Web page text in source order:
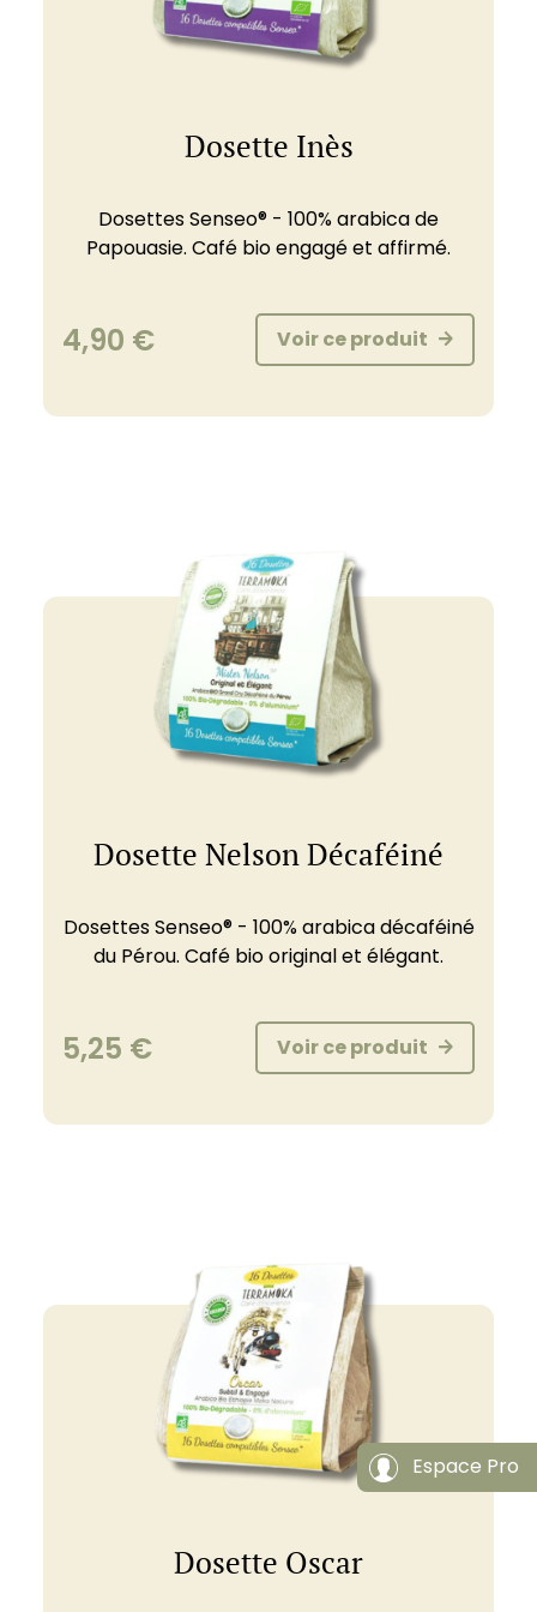
Dosette Inès
Dosettes Senseo® - 100% arabica de
Papouasie. Café bio engagé et affirmé.
4,90 € Voir ce produit
Dosette Nelson Décaféiné
Dosettes Senseo® - 100% arabica décaféiné
du Pérou. Café bio original et élégant.
5,25 € Voir ce produit
Dosette Oscar
Espace Pro